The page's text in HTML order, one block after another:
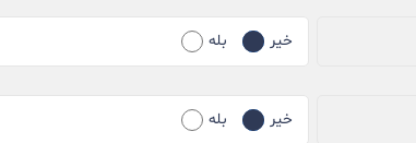
خیر بله
خیر بله